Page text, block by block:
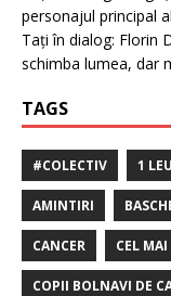
personajul principal
Tați în dialog: Florin
schimba lumea, dar
TAGS
#COLECTIV 1 LEU
AMINTIRI
CANCER CEL
COPII BOLNAVI DE